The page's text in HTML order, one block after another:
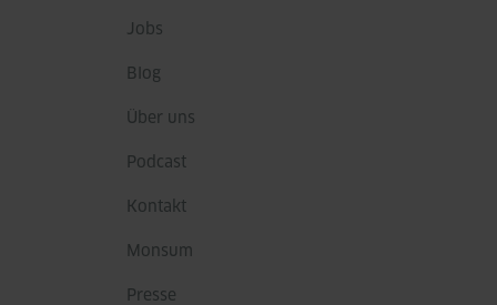
Jobs
Blog
Über uns
Podcast
Kontakt
Monsum
Presse